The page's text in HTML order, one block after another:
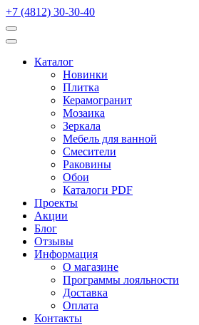
+7 (4812) 30-30-40
Каталог
Новинки
Плитка
Керамогранит
Мозаика
Зеркала
Мебель для ванной
Смесители
Раковины
Обои
Каталоги PDF
Проекты
Акции
Блог
Отзывы
Информация
О магазине
Программы лояльности
Доставка
Оплата
Контакты